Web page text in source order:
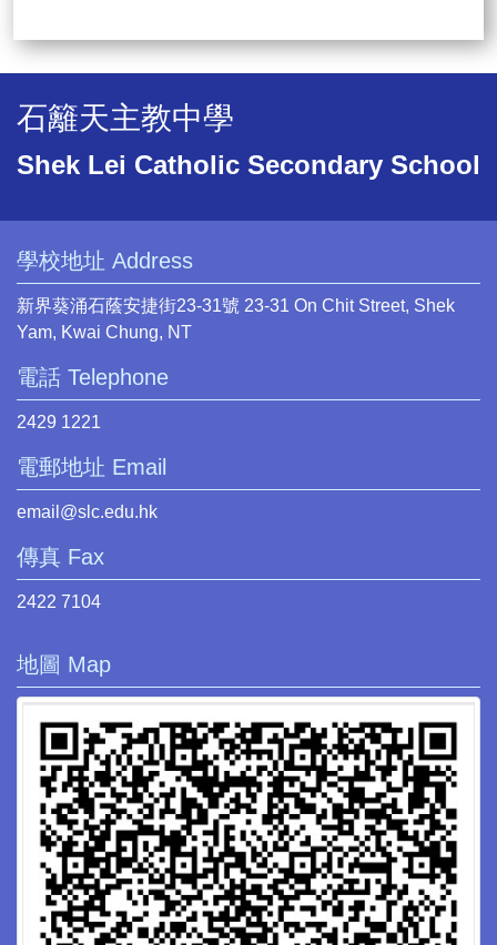
石籬天主教中學
Shek Lei Catholic Secondary School
學校地址 Address
新界葵涌石蔭安捷街23-31號 23-31 On Chit Street, Shek
Yam, Kwai Chung, NT
電話 Telephone
2429 1221
電郵地址 Email
email@slc.edu.hk
傳真 Fax
2422 7104
地圖 Map